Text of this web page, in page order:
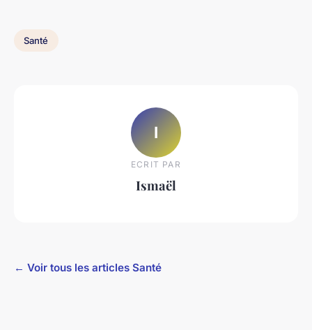
Santé
I
ECRIT PAR
Ismaël
← Voir tous les articles Santé